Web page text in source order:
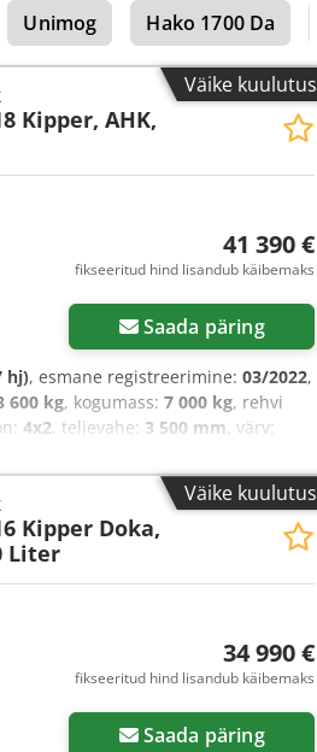
keskne lukustus,
veoki registreerimine,
Unimog Hako 1700 Da
Väike kuulutus
Kipper, AHK,
41 390 €
fikseeritud hind lisandub käibemaks
Saada päring
hj), esmane registreerimine: 03/2022,
600 kg, kogumass: 7 000 kg, rehvi
4x2, teljevahe: 3 500 mm, värv:
3 590 mm, laadimisruumi laius:
, eesrattarehvi suurus:
lukk, elektrooniline
keskne lukustus,
veoki registreerimine,
Väike kuulutus
Kipper Doka,
Liter
34 990 €
fikseeritud hind lisandub käibemaks
Saada päring